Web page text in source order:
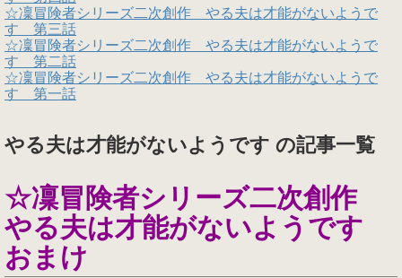
☆凜冒険者シリーズ二次創作 やる夫は才能がないようで
す 第三話
☆凜冒険者シリーズ二次創作 やる夫は才能がないようで
す 第二話
☆凜冒険者シリーズ二次創作 やる夫は才能がないようで
す 第一話
やる夫は才能がないようです の記事一覧
☆凜冒険者シリーズ二次創作
やる夫は才能がないようです
おまけ